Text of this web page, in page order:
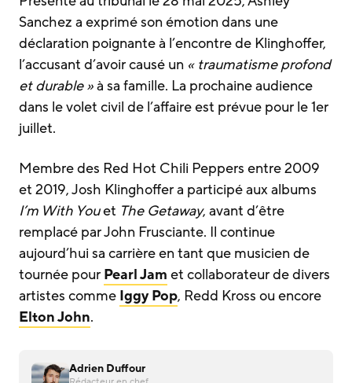
Sanchez a exprimé son émotion dans une
déclaration poignante à l’encontre de Klinghoffer,
l’accusant d’avoir causé un « traumatisme profond
et durable »à sa famille. La prochaine audience
dans le volet civil de l’affaire est prévue pour le 1er
juillet.
Membre des Red Hot Chili Peppers entre 2009
et 2019, Josh Klinghoffer a participé aux albums
I’m With Youet The Getaway, avant d’être
remplacé par John Frusciante. Il continue
aujourd’hui sa carrière en tant que musicien de
tournée pour Pearl Jam et collaborateur de divers
artistes comme Iggy Pop, Redd Kross ou encore
Elton John.
Adrien Duffour